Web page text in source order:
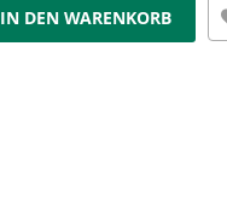
IN DEN WARENKORB